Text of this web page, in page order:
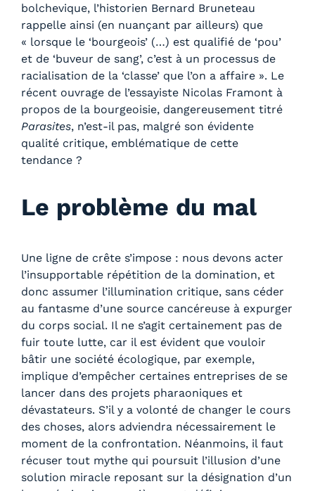
bolchevique, l’historien Bernard Bruneteau
rappelle ainsi (en nuançant par ailleurs) que
« lorsque le ‘bourgeois’ (…) est qualifié de ‘pou’
et de ‘buveur de sang’, c’est à un processus de
racialisation de la ‘classe’ que l’on a affaire ». Le
récent ouvrage de l’essayiste Nicolas Framont à
propos de la bourgeoisie, dangereusement titré
Parasites, n’est-il pas, malgré son évidente
qualité critique, emblématique de cette
tendance ?
Le problème du mal
Une ligne de crête s’impose : nous devons acter
l’insupportable répétition de la domination, et
donc assumer l’illumination critique, sans céder
au fantasme d’une source cancéreuse à expurger
du corps social. Il ne s’agit certainement pas de
fuir toute lutte, car il est évident que vouloir
bâtir une société écologique, par exemple,
implique d’empêcher certaines entreprises de se
lancer dans des projets pharaoniques et
dévastateurs. S’il y a volonté de changer le cours
des choses, alors adviendra nécessairement le
moment de la confrontation. Néanmoins, il faut
récuser tout mythe qui poursuit l’illusion d’une
solution miracle reposant sur la désignation d’un